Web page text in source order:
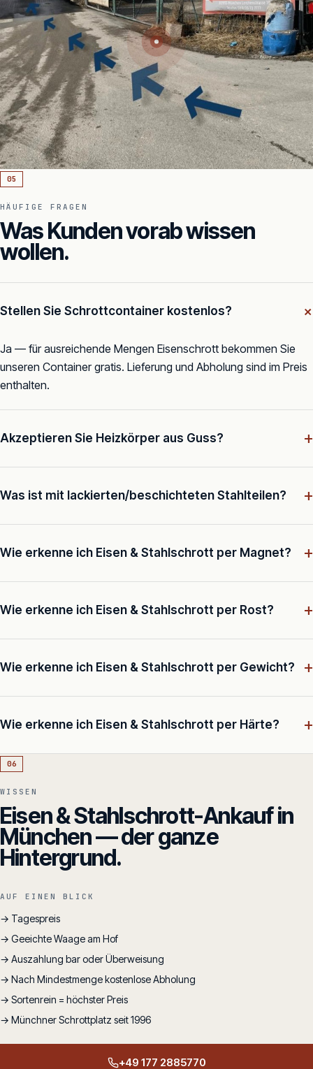
05
HÄUFIGE FRAGEN
Was Kunden vorab wissen
wollen.
Stellen Sie Schrottcontainer kostenlos?
Ja — für ausreichende Mengen Eisenschrott bekommen Sie
unseren Container gratis. Lieferung und Abholung sind im Preis
enthalten.
Akzeptieren Sie Heizkörper aus Guss? +
Was ist mit lackierten/beschichteten Stahlteilen? +
Wie erkenne ich Eisen & Stahlschrott per Magnet? +
Wie erkenne ich Eisen & Stahlschrott per Rost? +
Wie erkenne ich Eisen & Stahlschrott per Gewicht? +
Wie erkenne ich Eisen & Stahlschrott per Härte? +
06
WISSEN
Eisen & Stahlschrott-Ankauf in
München — der ganze
Hintergrund.
AUF EINEN BLICK
→ Tagespreis
→ Geeichte Waage am Hof
→ Auszahlung bar oder Überweisung
→ Nach Mindestmenge kostenlose Abholung
→ Sortenrein = höchster Preis
→ Münchner Schrottplatz seit 1996
+49 177 2885770